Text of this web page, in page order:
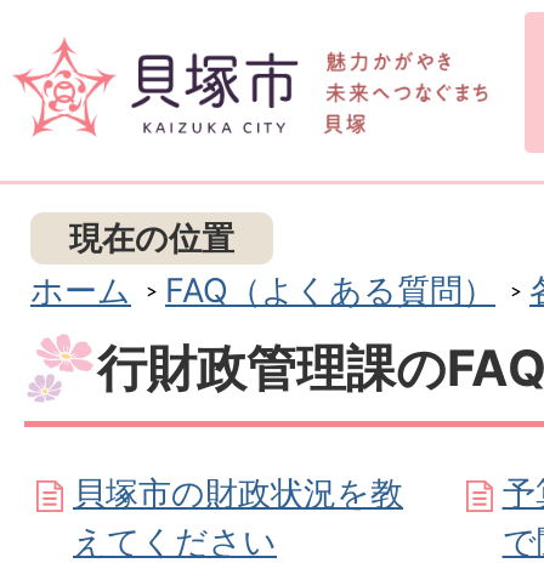
現在の位置
ホーム
FAQ（よくある質問）
行財政管理課の
貝塚市の財政状況を教
えてください
予